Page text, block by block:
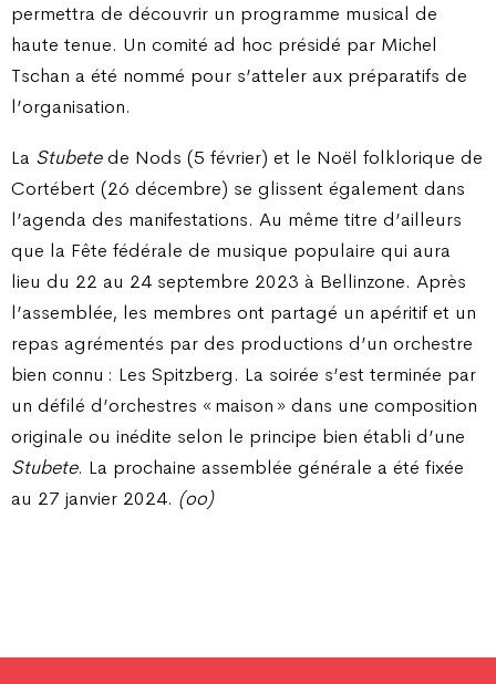
permettra de découvrir un programme musical de
haute tenue. Un comité ad hoc présidé par Michel
Tschan a été nommé pour s’atteler aux préparatifs de
l’organisation.
La Stubetede Nods (5 février) et le Noël folklorique de
Cortébert (26 décembre) se glissent également dans
l’agenda des manifestations. Au même titre d’ailleurs
que la Fête fédérale de musique populaire qui aura
lieu du 22 au 24 septembre 2023 à Bellinzone. Après
l’assemblée, les membres ont partagé un apéritif et un
repas agrémentés par des productions d’un orchestre
bien connu : Les Spitzberg. La soirée s’est terminée par
un défilé d’orchestres « maison » dans une composition
originale ou inédite selon le principe bien établi d’une
Stubete. La prochaine assemblée générale a été fixée
au 27 janvier 2024. (oo)